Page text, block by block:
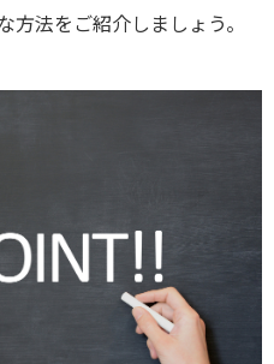
法をご紹介しましょう。